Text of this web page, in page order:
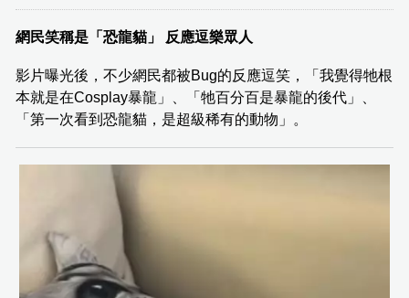
網民笑稱是「恐龍貓」 反應逗樂眾人
影片曝光後，不少網民都被Bug的反應逗笑，「我覺得牠根
本就是在Cosplay暴龍」、「牠百分百是暴龍的後代」、
「第一次看到恐龍貓，是超級稀有的動物」。